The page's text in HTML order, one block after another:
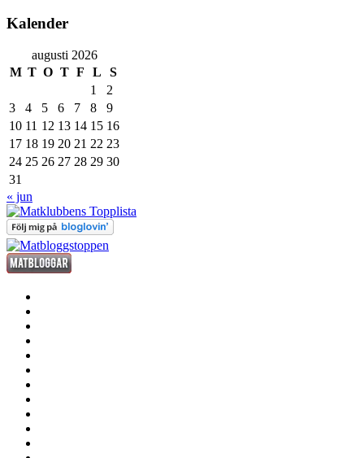
Kalender
augusti 2026
M T O T F L
S
1
2
3
4 5 6 7 8
9
10 11 12 13 14 15 16
17 18 19 20 21 22 23
24 25 26 27 28 29 30
31
« jun